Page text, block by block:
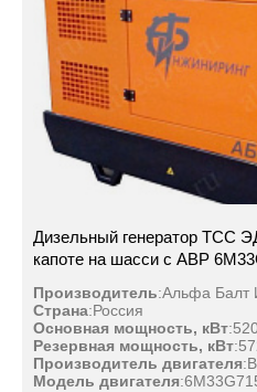
Дизельный генератор ТСС
капоте на шасси с АВР
Производитель:Альфа Балт
Страна:Россия
Основная мощность, кВт:
Резервная мощность, кВт:
Производитель двигателя:
Модель двигателя: